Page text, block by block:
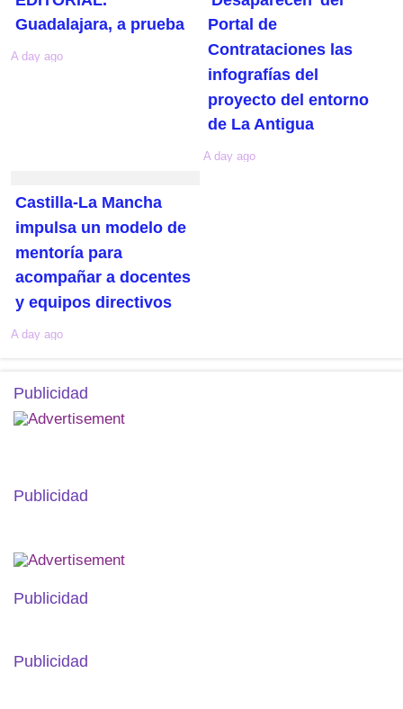
Guadalajara, a prueba
A day ago
Portal de
Contrataciones las
infografías del
proyecto del entorno
de La Antigua
A day ago
Castilla-La Mancha
impulsa un modelo de
mentoría para
acompañar a docentes
y equipos directivos
A day ago
Publicidad
Publicidad
Publicidad
Publicidad